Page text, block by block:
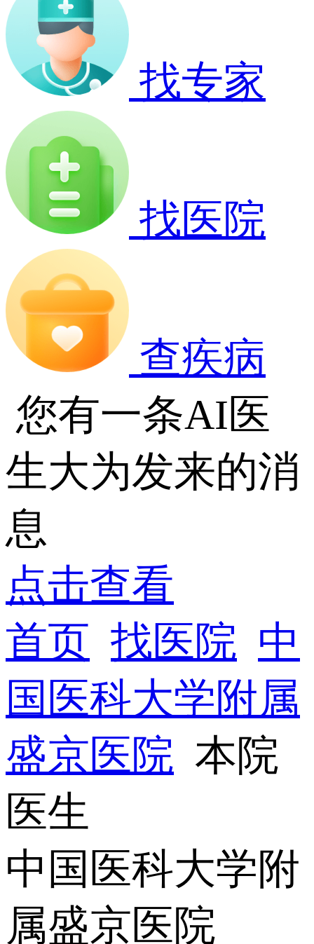
找专家
找医院
查疾病
您有一条AI医
生大为发来的消
息
点击查看
首页 找医院 中
国医科大学附属
盛京医院 本院
医生
中国医科大学附
属盛京医院